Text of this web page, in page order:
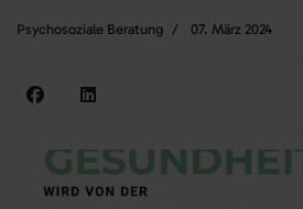
Psychosoziale Beratung 07. März 2024